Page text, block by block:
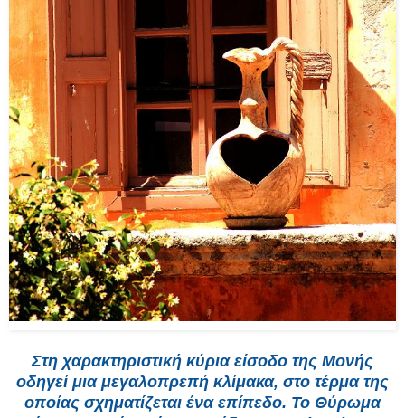
Στη χαρακτηριστική κύρια είσοδο της Μονής
οδηγεί μια μεγαλοπρεπή κλίμακα, στο τέρμα της
οποίας σχηματίζεται ένα επίπεδο. Το Θύρωμα